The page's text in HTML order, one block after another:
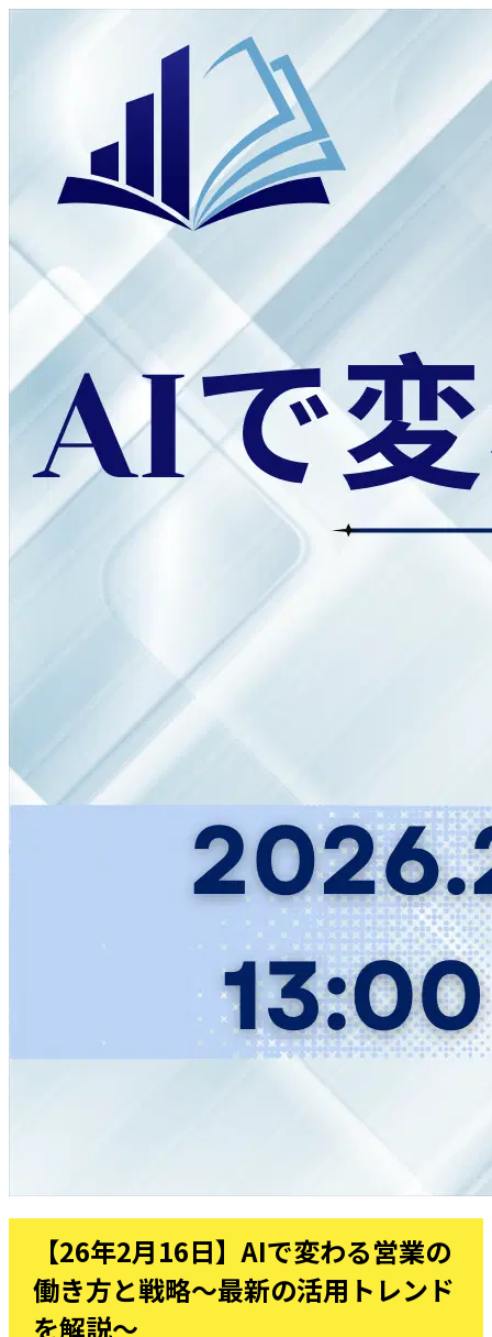
【26年2月16日】AIで変わる営業の
働き方と戦略～最新の活用トレンド
を解説～